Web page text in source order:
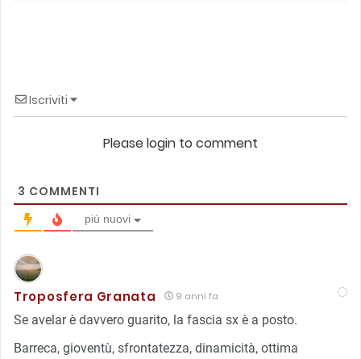
Iscriviti
Please login to comment
3 COMMENTI
più nuovi
Troposfera Granata 9 anni fa
Se avelar è davvero guarito, la fascia sx è a posto.
Barreca, gioventù, sfrontatezza, dinamicità, ottima